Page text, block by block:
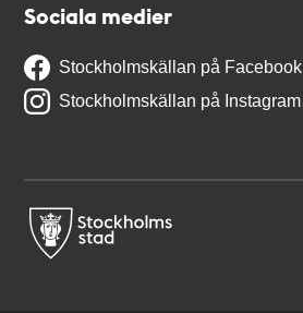
Sociala medier
Stockholmskällan på Facebook
Stockholmskällan på Instagram